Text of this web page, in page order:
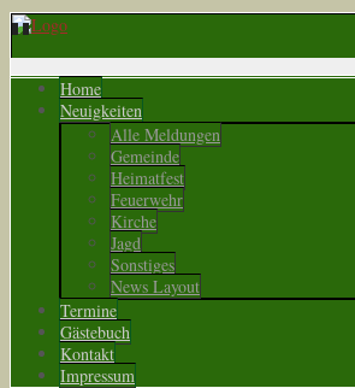
Home
Neuigkeiten
Alle Meldungen
Gemeinde
Heimatfest
Feuerwehr
Kirche
Jagd
Sonstiges
News Layout
Termine
Gästebuch
Kontakt
Impressum